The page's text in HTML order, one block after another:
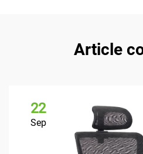
Article
22
Sep